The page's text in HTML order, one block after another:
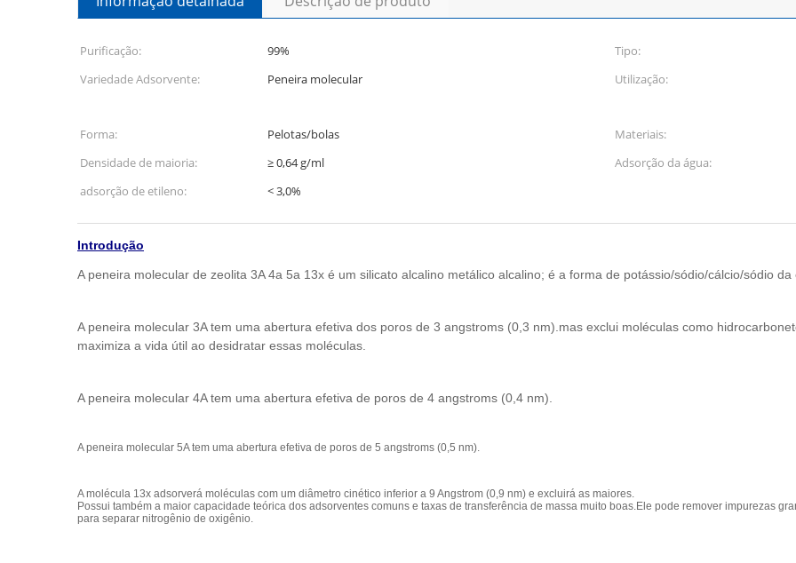
Purificação: 99%
Tipo:
Variedade Adsorvente:
Peneira molecular Utilização:
Forma: Pelotas/bolas
Materiais:
Densidade de maioria:
≥ 0,64 g/ml
Adsorção da água:
adsorção de etileno:
< 3,0%
Introdução
A peneira molecular de zeolita 3A 4a 5a 13x é um silicato alcalino metálico alcalino; é a forma de potássio/sódio/cálcio/sódio
A peneira molecular 3A tem uma abertura efetiva dos poros de 3 angstroms (0,3 nm).mas exclui moléculas como
maximiza a vida útil ao desidratar essas moléculas.
A peneira molecular 4A tem uma abertura efetiva de poros de 4 angstroms (0,4 nm).
A peneira molecular 5A tem uma abertura efetiva de poros de 5 angstroms (0,5 nm).
A molécula 13x adsorverá moléculas com um diâmetro cinético inferior a 9 Angstrom (0,9 nm) e excluirá as maiores.
Possui também a maior capacidade teórica dos adsorventes comuns e taxas de transferência de massa muito boas.Ele pode remover impurezas
para separar nitrogênio de oxigênio.